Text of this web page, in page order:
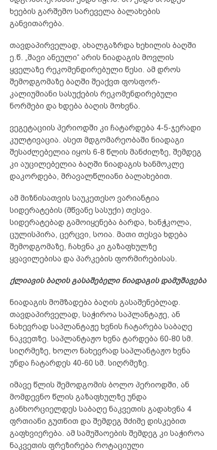
ხეების გარშემო სარეველა ბალახების
განვითარება.
თავდაპირველად, ახალგაზრდა ხეხილის ბაღში
ე.წ. „შავი ანეული“ არის ნიადაგის მოვლის
ყველაზე რეკომენდირებული წესი. ამ დროს
შემოდგომაზე ბაღში შეაქვთ ფოსფორ-
კალიუმიანი სასუქების რეკომენდირებული
ნორმები და ხდება ბაღის მოხვნა.
ვეგეტაციის პერიოდში კი ჩატარდება 4-5-ჯერადი
კულტივაცია. ასეთ მდგომარეობაში ნიადაგი
შესაძლებელია იყოს 6-8 წლის მანძილზე, შემდეგ
კი აუცილებელია ბაღში ნიადაგის ხანმოკლე
დაკორდება, მრავალწლიანი ბალახებით.
ამ მიზნისათვის საუკეთესო ვარიანტია
სიდერატების (მწვანე სასუქი) თესვა.
სიდერატებად გამოიყენება ბარდა, ხანჭკოლა,
ცულისპირა, ცერცვი, სოია. მათი თესვა ხდება
შემოდგომაზე, ჩახვნა კი გაზაფხულზე
ყვავილებისა და პარკების ფორმირებისას.
ქლიავის ბაღის გასაშებელი ნიადაგის დამუშავება
ნიადაგის მომზადება ბაღის გასაშენებლად.
თავდაპირველად, საჭიროა საპლანტაჟე, ან
ნახევრად საპლანტაჟე ხვნის ჩატარება საბაღე
ნაკვეთზე. საპლანტაჟო ხვნა ტარდება 60-80 სმ.
სიღრმეზე, ხოლო ნახევრად საპლანტაჟო ხვნა
უნდა ჩატარდეს 40-60 სმ. სიღრმეზე.
იმავე წლის შემოდგომის ბოლო პერიოდში, ან
მომდევნო წლის გაზაფხულზე უნდა
განხორციელდეს საბაღე ნაკვეთის გადახვნა 4
ფრთიანი გუთნით და შემდეგ მძიმე დისკებით
გაფხვიერება. ამ სამუშაოების შემდეგ კი საჭიროა
ნაკვეთის ფრეზირება როტაციული